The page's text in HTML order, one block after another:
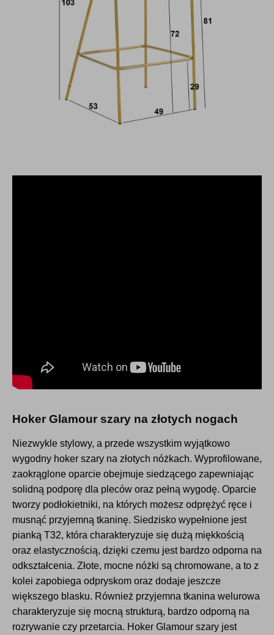
Hoker Glamour szary na złotych nogach
Niezwykle stylowy, a przede wszystkim wyjątkowo
wygodny hoker szary na złotych nóżkach. Wyprofilowane,
zaokrąglone oparcie obejmuje siedzącego zapewniając
solidną podporę dla pleców oraz pełną wygodę. Oparcie
tworzy podłokietniki, na których możesz odprężyć ręce i
musnąć przyjemną tkaninę. Siedzisko wypełnione jest
pianką T32, która charakteryzuje się dużą miękkością
oraz elastycznością, dzięki czemu jest bardzo odporna na
odkształcenia. Złote, mocne nóżki są chromowane, a to z
kolei zapobiega odpryskom oraz dodaje jeszcze
większego blasku. Również przyjemna tkanina welurowa
charakteryzuje się mocną strukturą, bardzo odporną na
rozrywanie czy przetarcia. Hoker Glamour szary jest